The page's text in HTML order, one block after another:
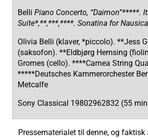
Belli Piano Concerto, “Daimon”*****.
Suite*,**,***,****. Sonatina for
Olivia Belli (klaver, *piccolo). **Jess
(saksofon). **Eldbjørg Hemsing
Gromes (cello). ****Carnea String
*****Deutsches Kammerorchester
Metcalfe
Sony Classical 19802962832 (55
Pressematerialet til denne, og faktisk